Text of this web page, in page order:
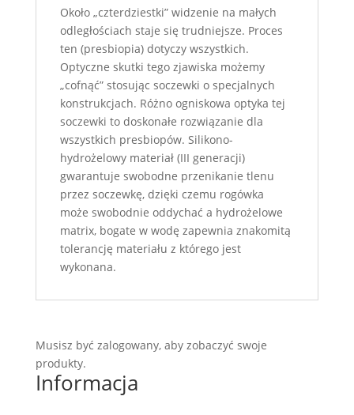
Około „czterdziestki” widzenie na małych
odległościach staje się trudniejsze. Proces
ten (presbiopia) dotyczy wszystkich.
Optyczne skutki tego zjawiska możemy
„cofnąć” stosując soczewki o specjalnych
konstrukcjach. Różno ogniskowa optyka tej
soczewki to doskonałe rozwiązanie dla
wszystkich presbiopów. Silikono-
hydrożelowy materiał (III generacji)
gwarantuje swobodne przenikanie tlenu
przez soczewkę, dzięki czemu rogówka
może swobodnie oddychać a hydrożelowe
matrix, bogate w wodę zapewnia znakomitą
tolerancję materiału z którego jest
wykonana.
Musisz być zalogowany, aby zobaczyć swoje
produkty.
Informacja